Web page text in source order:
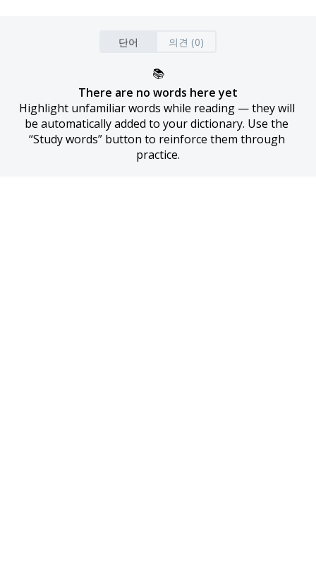
단어 의견 (0)
📚
There are no words here yet
Highlight unfamiliar words while reading — they will
be automatically added to your dictionary. Use the
“Study words” button to reinforce them through
practice.